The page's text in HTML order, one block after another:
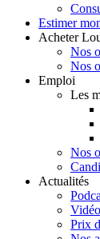
Estimer
Acheter
Nos
Nos
Emploi
Les
Nos
Actualités
Prix